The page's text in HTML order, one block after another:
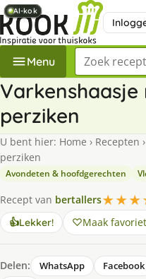
Menu Zoek een
perziken
U bent hier: Home › Recepten ›
perziken
Avondeten & hoofdgerechten
Recept van bertallers
👍Lekker! Maak favoriet
Delen: WhatsApp Facebook
AI-kok
AI-kok
AI-kok
AI-kok
AI-kok